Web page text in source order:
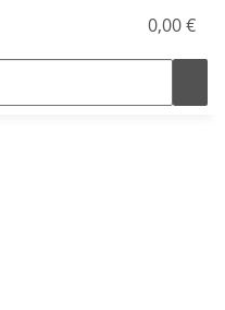
0,00 €